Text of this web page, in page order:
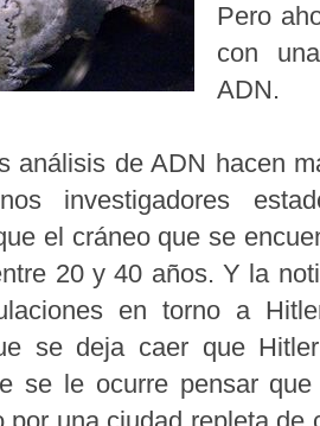
Pero
con
ADN.
análisis de ADN hacen
investigadores
el cráneo que se
20 y 40 años. Y la
en torno a
se deja caer que
se le ocurre pensar